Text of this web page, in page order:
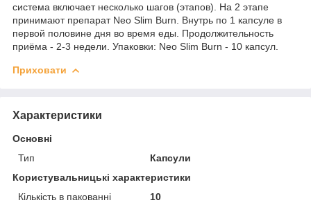
система включает несколько шагов (этапов). На 2 этапе
принимают препарат Neo Slim Burn. Внутрь по 1 капсуле в
первой половине дня во время еды. Продолжительность
приёма - 2-3 недели. Упаковки: Neo Slim Burn - 10 капсул.
Приховати
Характеристики
Основні
Тип
Капсули
Користувальницькі характеристики
Кількість в пакованні
10